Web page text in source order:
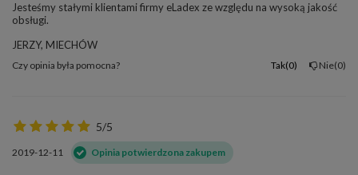
Jesteśmy stałymi klientami firmy eLadex ze względu na wysoką jakość
obsługi.
JERZY, MIECHÓW
Czy opinia była pomocna? Tak 0 Nie 0
5/5
2019-12-11 Opinia potwierdzona zakupem